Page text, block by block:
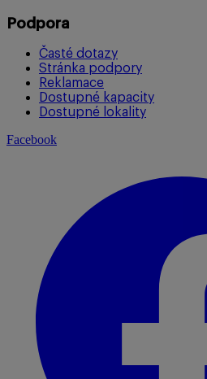
Podpora
Časté dotazy
Stránka podpory
Reklamace
Dostupné kapacity
Dostupné lokality
Facebook